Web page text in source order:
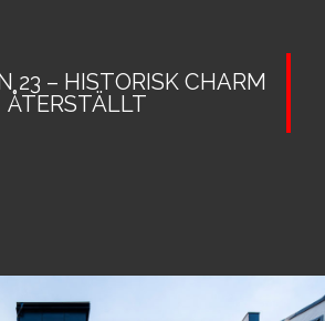
23 – HISTORISK CHARM
ÅTERSTÄLLT